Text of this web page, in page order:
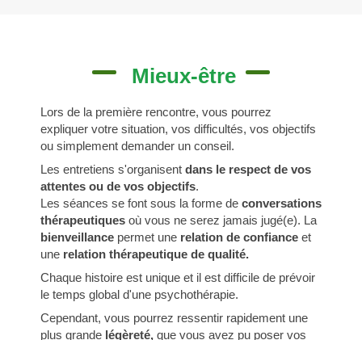
Mieux-être
Lors de la première rencontre, vous pourrez
expliquer votre situation, vos difficultés, vos objectifs
ou simplement demander un conseil.
Les entretiens s'organisent dans le respect de vos
attentes ou de vos objectifs.
Les séances se font sous la forme de conversations
thérapeutiques où vous ne serez jamais jugé(e). La
bienveillance permet une relation de confiance et
une relation thérapeutique de qualité.
Chaque histoire est unique et il est difficile de prévoir
le temps global d'une psychothérapie.
Cependant, vous pourrez ressentir rapidement une
plus grande légèreté, que vous avez pu poser vos